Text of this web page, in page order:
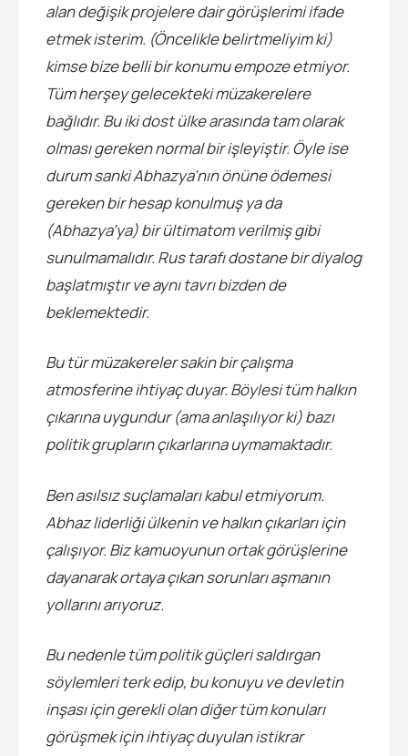
alan değişik projelere dair görüşlerimi ifade
etmek isterim. (Öncelikle belirtmeliyim ki)
kimse bize belli bir konumu empoze etmiyor.
Tüm herşey gelecekteki müzakerelere
bağlıdır. Bu iki dost ülke arasında tam olarak
olması gereken normal bir işleyiştir. Öyle ise
durum sanki Abhazya’nın önüne ödemesi
gereken bir hesap konulmuş ya da
(Abhazya’ya) bir ültimatom verilmiş gibi
sunulmamalıdır. Rus tarafı dostane bir diyalog
başlatmıştır ve aynı tavrı bizden de
beklemektedir.
Bu tür müzakereler sakin bir çalışma
atmosferine ihtiyaç duyar. Böylesi tüm halkın
çıkarına uygundur (ama anlaşılıyor ki) bazı
politik grupların çıkarlarına uymamaktadır.
Ben asılsız suçlamaları kabul etmiyorum.
Abhaz liderliği ülkenin ve halkın çıkarları için
çalışıyor. Biz kamuoyunun ortak görüşlerine
dayanarak ortaya çıkan sorunları aşmanın
yollarını arıyoruz.
Bu nedenle tüm politik güçleri saldırgan
söylemleri terk edip, bu konuyu ve devletin
inşası için gerekli olan diğer tüm konuları
görüşmek için ihtiyaç duyulan istikrar